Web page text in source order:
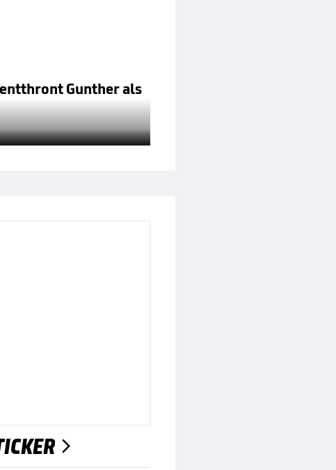
entthront Gunther als
